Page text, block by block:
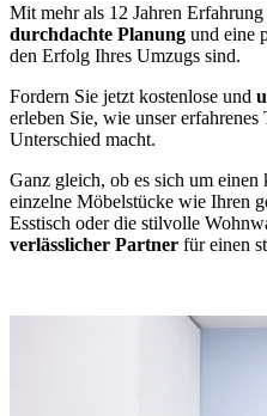
Mit mehr als 12 Jahren
durchdachte Planung und eine
den Erfolg Ihres Umzugs sind.
Fordern Sie jetzt kostenlose und
erleben Sie, wie unser
Unterschied macht.
Ganz gleich, ob es sich um
einzelne Möbelstücke wie Ihren
Esstisch oder die stilvolle
verlässlicher Partner für einen